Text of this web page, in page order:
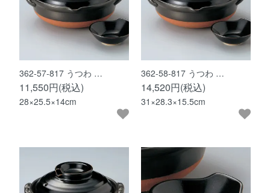
362-57-817 うつわ …
11,550円(税込)
28×25.5×14cm
362-58-817 うつわ …
14,520円(税込)
31×28.3×15.5cm